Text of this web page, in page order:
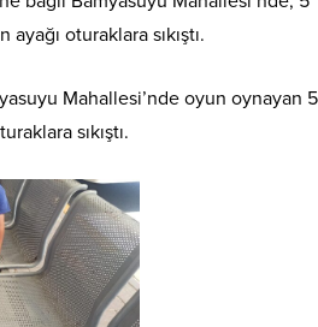
oturaklara sıkıştı.
Mahallesi’nde oyun oynayan 5
sıkıştı.